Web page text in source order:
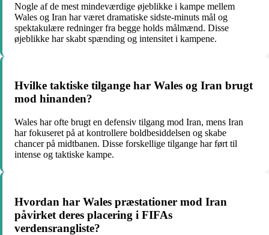
Nogle af de mest mindeværdige øjeblikke i kampe mellem
Wales og Iran har været dramatiske sidste-minuts mål og
spektakulære redninger fra begge holds målmænd. Disse
øjeblikke har skabt spænding og intensitet i kampene.
Hvilke taktiske tilgange har Wales og Iran brugt
mod hinanden?
Wales har ofte brugt en defensiv tilgang mod Iran, mens Iran
har fokuseret på at kontrollere boldbesiddelsen og skabe
chancer på midtbanen. Disse forskellige tilgange har ført til
intense og taktiske kampe.
Hvordan har Wales præstationer mod Iran
påvirket deres placering i FIFAs
verdensrangliste?